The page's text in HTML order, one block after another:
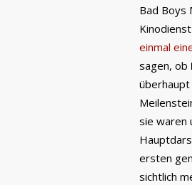
Bad Boys
einmal
sagen, ob
überhaupt
sie waren
ersten
sichtlich